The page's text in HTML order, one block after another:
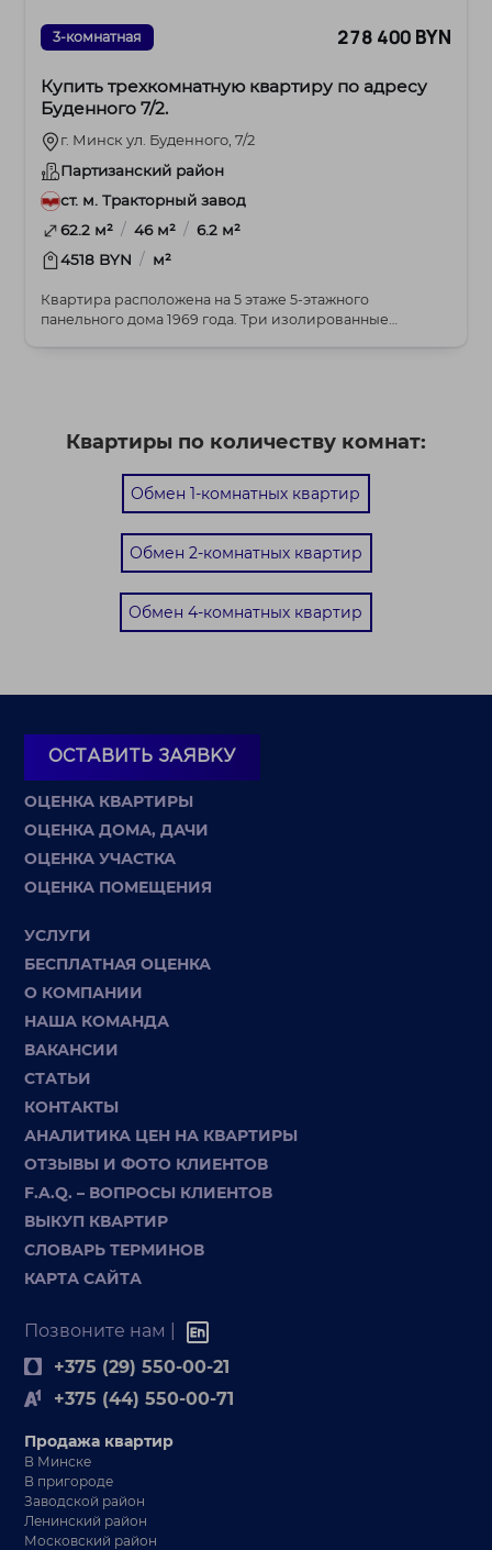
3-комнатная 278 400 BYN
Купить трехкомнатную квартиру по адресу
Буденного 7/2.
г. Минск ул. Буденного, 7/2
Партизанский район
ст. м. Тракторный завод
62.2 м² / 46 м² / 6.2 м²
4518 BYN / м²
Квартира расположена на 5 этаже 5-этажного
панельного дома 1969 года. Три изолированные
Квартиры по количеству комнат:
Обмен 1-комнатных квартир
Обмен 2-комнатных квартир
Обмен 4-комнатных квартир
ОСТАВИТЬ ЗАЯВКУ
ОЦЕНКА КВАРТИРЫ
ОЦЕНКА ДОМА, ДАЧИ
ОЦЕНКА УЧАСТКА
ОЦЕНКА ПОМЕЩЕНИЯ
УСЛУГИ
БЕСПЛАТНАЯ ОЦЕНКА
О КОМПАНИИ
НАША КОМАНДА
ВАКАНСИИ
СТАТЬИ
КОНТАКТЫ
АНАЛИТИКА ЦЕН НА КВАРТИРЫ
ОТЗЫВЫ И ФОТО КЛИЕНТОВ
F.A.Q. – ВОПРОСЫ КЛИЕНТОВ
ВЫКУП КВАРТИР
СЛОВАРЬ ТЕРМИНОВ
КАРТА САЙТА
Позвоните нам |
+375 (29) 550-00-21
+375 (44) 550-00-71
Продажа квартир
В Минске
В пригороде
Заводской район
Ленинский район
Московский район